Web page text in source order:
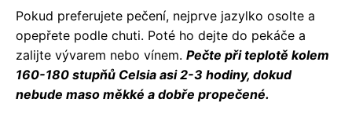
Pokud preferujete pečení, nejprve jazylko osolte a
opepřete podle chuti. Poté ho dejte do pekáče a
zalijte vývarem nebo vínem. Pečte při teplotě kolem
160-180 stupňů Celsia asi 2-3 hodiny, dokud
nebude maso měkké a dobře propečené.